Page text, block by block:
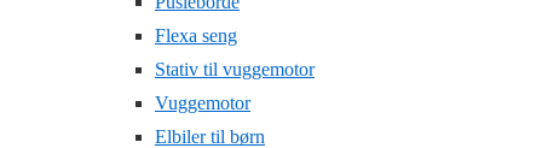
Flexa seng
Stativ til vuggemotor
Vuggemotor
Elbiler til børn